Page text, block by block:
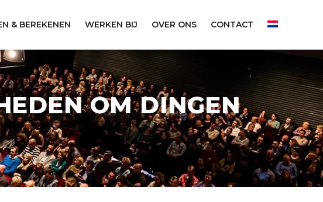
& BEREKENEN WERKEN BIJ OVER ONS CONTACT
OM DINGEN